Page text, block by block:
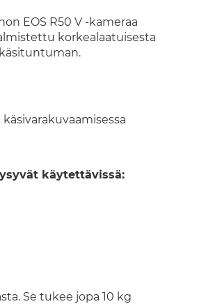
EOS R50 V -kameraa
korkealaatuisesta
käytettävissä:
Se tukee jopa 10 kg